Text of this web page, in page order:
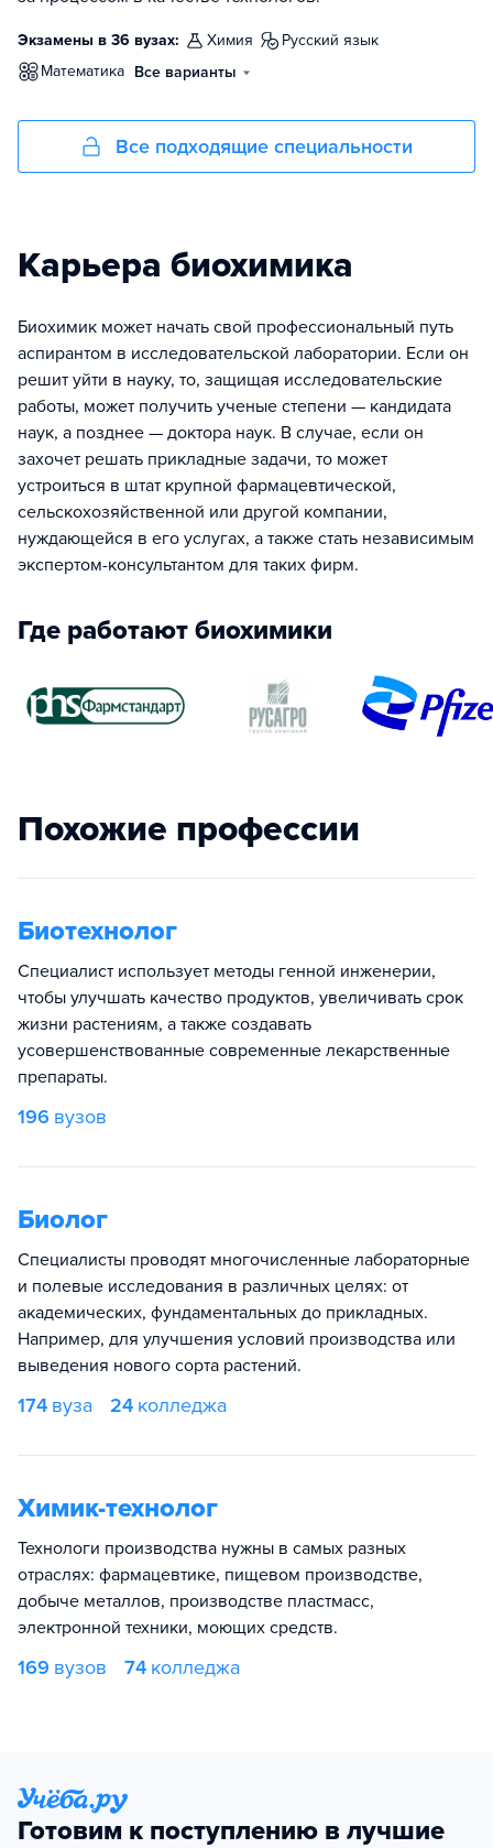
Экзамены в 36 вузах: химия
русский язык
математика Все варианты
Все подходящие специальности
Карьера биохимика
Биохимик может начать свой профессиональный путь
аспирантом в исследовательской лаборатории. Если он
решит уйти в науку, то, защищая исследовательские
работы, может получить ученые степени — кандидата
наук, а позднее — доктора наук. В случае, если он
захочет решать прикладные задачи, то может
устроиться в штат крупной фармацевтической,
сельскохозяйственной или другой компании,
нуждающейся в его услугах, а также стать независимым
экспертом-консультантом для таких фирм.
Где работают биохимики
Похожие профессии
Биотехнолог
Специалист использует методы генной инженерии,
чтобы улучшать качество продуктов, увеличивать срок
жизни растениям, а также создавать
усовершенствованные современные лекарственные
препараты.
196 вузов
Биолог
Специалисты проводят многочисленные лабораторные
и полевые исследования в различных целях: от
академических, фундаментальных до прикладных.
Например, для улучшения условий производства или
выведения нового сорта растений.
174 вуза 24 колледжа
Химик-технолог
Технологи производства нужны в самых разных
отраслях: фармацевтике, пищевом производстве,
добыче металлов, производстве пластмасс,
электронной техники, моющих средств.
169 вузов 74 колледжа
Готовим к поступлению в лучшие